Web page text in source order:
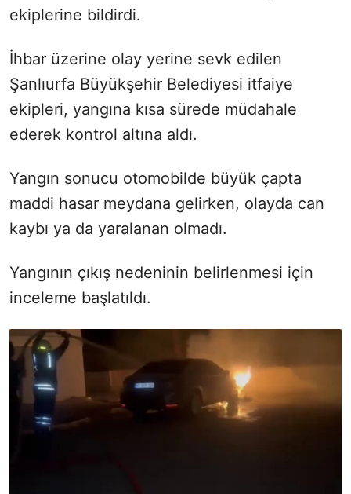
ekiplerine bildirdi.
İhbar üzerine olay yerine sevk edilen
Şanlıurfa Büyükşehir Belediyesi itfaiye
ekipleri, yangına kısa sürede müdahale
ederek kontrol altına aldı.
Yangın sonucu otomobilde büyük çapta
maddi hasar meydana gelirken, olayda can
kaybı ya da yaralanan olmadı.
Yangının çıkış nedeninin belirlenmesi için
inceleme başlatıldı.